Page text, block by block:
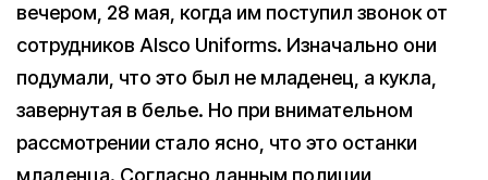
вечером, 28 мая, когда им поступил звонок от
сотрудников Alsco Uniforms. Изначально они
подумали, что это был не младенец, а кукла,
завернутая в белье. Но при внимательном
рассмотрении стало ясно, что это останки